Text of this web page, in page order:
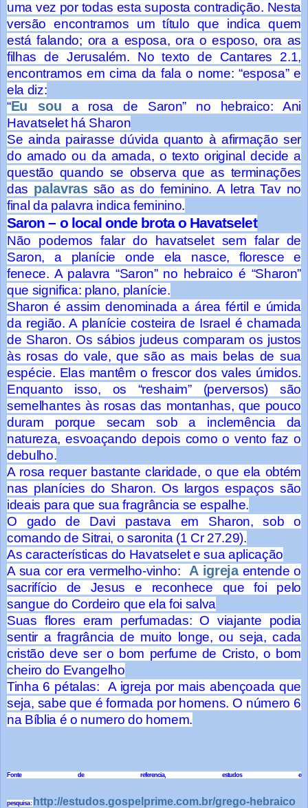
uma vez por todas esta suposta contradição. Nesta
versão encontramos um título que indica quem
está falando; ora a esposa, ora o esposo, ora as
filhas de Jerusalém. No texto de Cantares 2.1,
encontramos em cima da fala o nome: “esposa” e
ela diz:
“Eu sou
a rosa de Saron” no hebraico: Ani
Havatselet há Sharon
Se ainda pairasse dúvida quanto à afirmação ser
do amado ou da amada, o texto original decide a
questão quando se observa que as terminações
das palavras são as do feminino. A letra Tav no
final da palavra indica feminino.
Saron – o local onde brota o Havatselet
Não podemos falar do havatselet sem falar de
Saron, a planície onde ela nasce, floresce e
fenece. A palavra “Saron” no hebraico é “Sharon”
que significa: plano, planície.
Sharon é assim denominada a área fértil e úmida
da região. A planície costeira de Israel é chamada
de Sharon. Os sábios judeus comparam os justos
às rosas do vale, que são as mais belas de sua
espécie. Elas mantêm o frescor dos vales úmidos.
Enquanto isso, os “reshaim” (perversos) são
semelhantes às rosas das montanhas, que pouco
duram porque secam sob a inclemência da
natureza, esvoaçando depois como o vento faz o
debulho.
A rosa requer bastante claridade, o que ela obtém
nas planícies do Sharon. Os largos espaços são
ideais para que sua fragrância se espalhe.
O gado de Davi pastava em Sharon, sob o
comando de Sitrai, o saronita (1 Cr 27.29).
As características do Havatselet e sua aplicação
A sua cor era vermelho-vinho: A igreja entende o
sacrifício de Jesus e reconhece que foi pelo
sangue do Cordeiro que ela foi salva
Suas flores eram perfumadas: O viajante podia
sentir a fragrância de muito longe, ou seja, cada
cristão deve ser o bom perfume de Cristo, o bom
cheiro do Evangelho
Tinha 6 pétalas: A igreja por mais abençoada que
seja, sabe que é formada por homens. O número 6
na Bíblia é o numero do homem.
Fonte de referencia, estudos e
pesquisa:http://estudos.gospelprime.com.br/grego-hebraico